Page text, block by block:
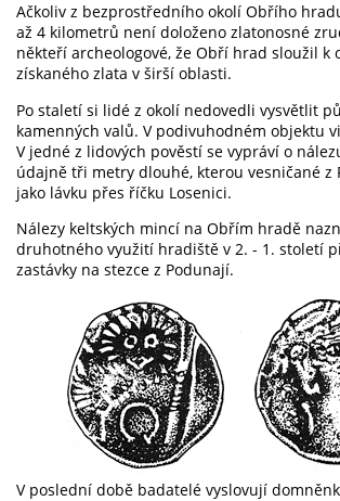
Ačkoliv z bezprostředního okolí Obřího
až 4 kilometrů není doloženo zlatonosné
někteří archeologové, že Obří hrad sloužil k
získaného zlata v širší oblasti.
Po staletí si lidé z okolí nedovedli vysvětlit
kamenných valů. V podivuhodném objektu
V jedné z lidových pověstí se vypráví o
údajně tři metry dlouhé, kterou vesničané z
jako lávku přes říčku Losenici.
Nálezy keltských mincí na Obřím hradě
druhotného využití hradiště v 2. - 1. století
zastávky na stezce z Podunají.
V poslední době badatelé vyslovují